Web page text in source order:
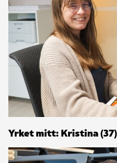
Yrket mitt: Kristina